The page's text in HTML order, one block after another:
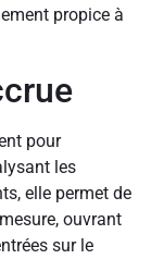
propice à
pour
les
elle permet de
ouvrant
sur le